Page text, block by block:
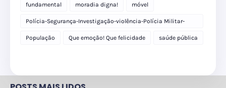
fundamental moradia digna! móvel
Polícia-Segurança-Investigação-violência-Polícia Militar-
delegacia
População Que emoção! Que felicidade saúde pública